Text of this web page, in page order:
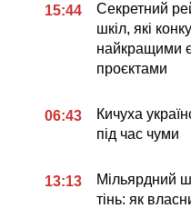
15:44
Секретний
шкіл, які
найкращими
проєктами
06:43
Кичуха
під час чуми
13:13
Мільярдний
тінь: як